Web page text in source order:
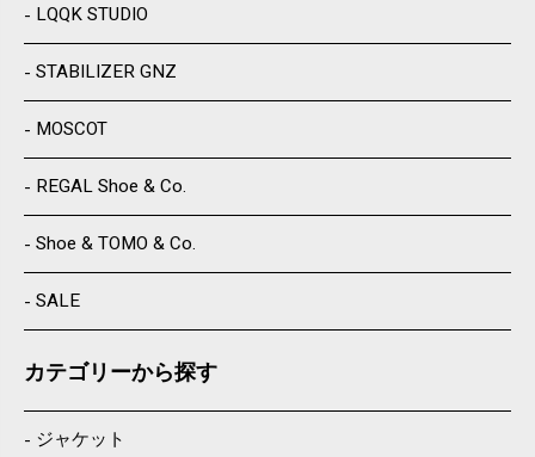
LQQK STUDIO
STABILIZER GNZ
MOSCOT
REGAL Shoe & Co.
Shoe & TOMO & Co.
SALE
カテゴリーから探す
ジャケット